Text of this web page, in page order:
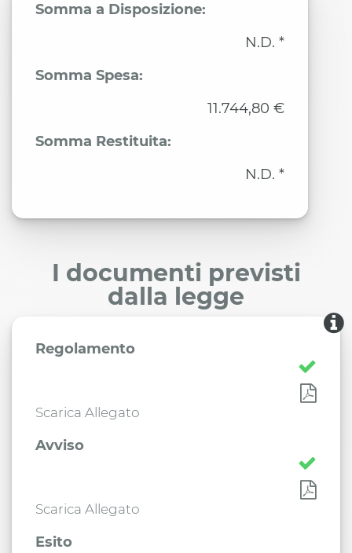
Somma a Disposizione:
N.D. *
Somma Spesa:
11.744,80 €
Somma Restituita:
N.D. *
I documenti previsti
dalla legge
Regolamento
Scarica Allegato
Avviso
Scarica Allegato
Esito